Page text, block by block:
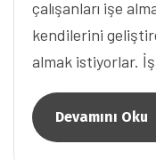
çalışanları işe
kendilerini
almak istiyorlar.
Devamını Oku